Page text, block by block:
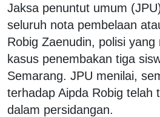
Jaksa penuntut umum
seluruh nota pembelaan
Robig Zaenudin, polisi
kasus penembakan tiga
Semarang. JPU menilai,
terhadap Aipda Robig telah
dalam persidangan.